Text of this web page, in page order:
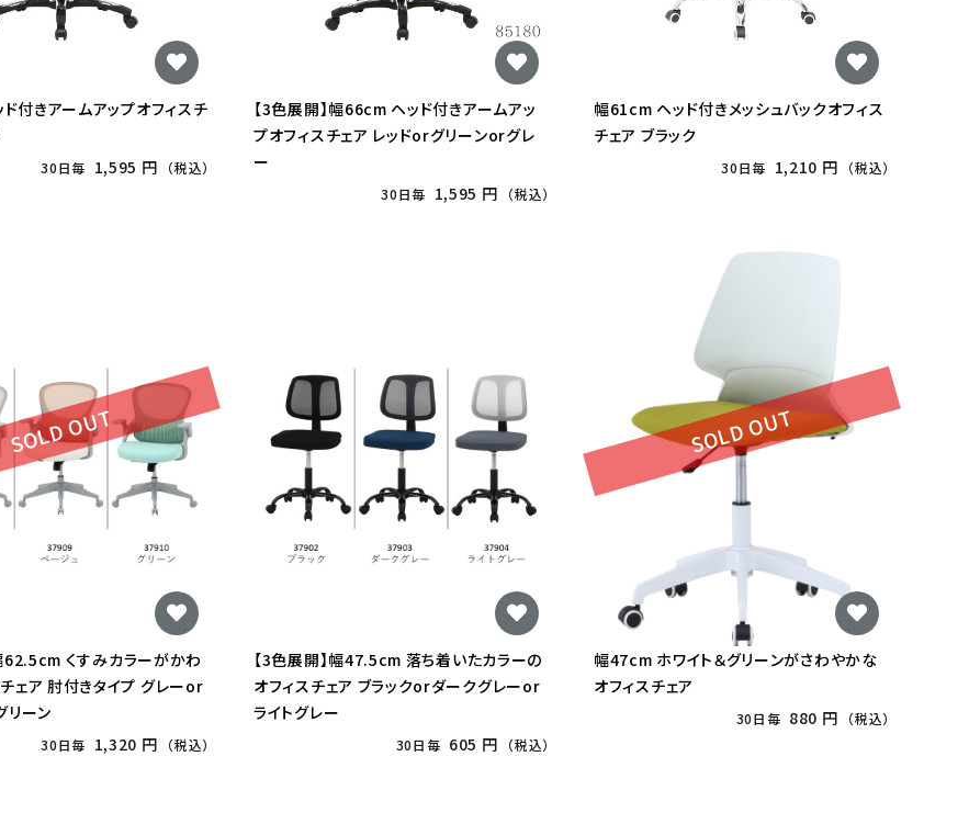
付きアームアップオフィスチ
30日毎 1,595 円 （税込）
【3色展開】幅66cm ヘッド付きアームアッ
プオフィスチェア レッドorグリーンorグレ
ー
30日毎 1,595 円 （税込）
幅61cm ヘッド付きメッシュバックオフィス
チェア ブラック
30日毎 1,210 円 （税込）
SOLD OUT
62.5cm くすみカラーがかわ
ェア 肘付きタイプ グレーor
ーン
30日毎 1,320 円 （税込）
【3色展開】幅47.5cm 落ち着いたカラーの
オフィスチェア ブラックorダークグレーor
ライトグレー
30日毎 605 円 （税込）
SOLD OUT
幅47cm ホワイト＆グリーンがさわやかな
オフィスチェア
30日毎 880 円 （税込）